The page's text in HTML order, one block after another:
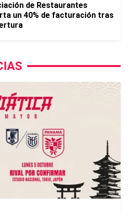
de Restaurantes
un 40% de facturación tras